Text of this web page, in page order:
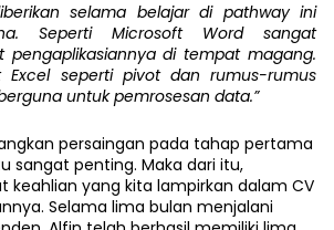
selama belajar di pathway ini
Seperti Microsoft Word sangat
pengaplikasiannya di tempat magang.
Excel seperti pivot dan rumus-rumus
untuk pemrosesan data.”
persaingan pada tahap pertama
sangat penting. Maka dari itu,
keahlian yang kita lampirkan dalam CV
Selama lima bulan menjalani